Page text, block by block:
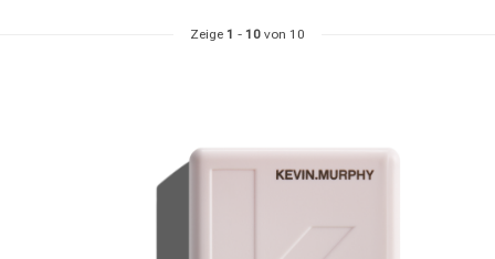
Zeige 1 - 10 von 10